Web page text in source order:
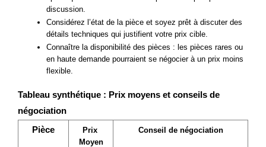
discussion.
Considérez l’état de la pièce et soyez prêt à discuter des
détails techniques qui justifient votre prix cible.
Connaître la disponibilité des pièces : les pièces rares ou
en haute demande pourraient se négocier à un prix moins
flexible.
Tableau synthétique : Prix moyens et conseils de
négociation
Pièce
Prix
Moyen
Conseil de négociation